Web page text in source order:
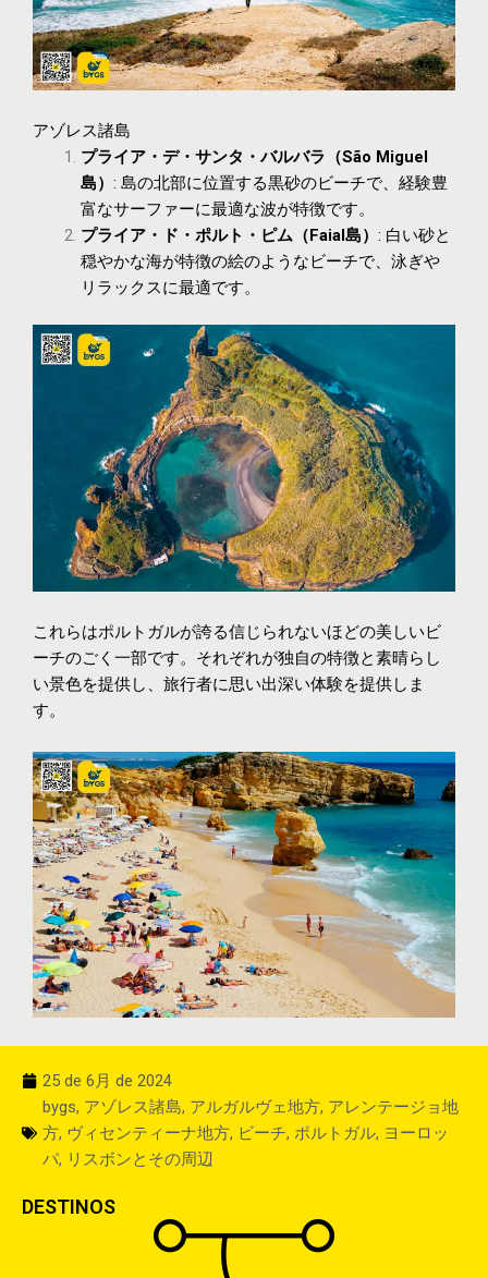
アゾレス諸島
プライア・デ・サンタ・バルバラ（São Miguel
島） : 島の北部に位置する黒砂のビーチで、経験豊
富なサーファーに最適な波が特徴です。
プライア・ド・ポルト・ピム（Faial島） : 白い砂と
穏やかな海が特徴の絵のようなビーチで、泳ぎや
リラックスに最適です。
これらはポルトガルが誇る信じられないほどの美しいビ
ーチのごく一部です。それぞれが独自の特徴と素晴らし
い景色を提供し、旅行者に思い出深い体験を提供しま
す。
25 de 6月 de 2024
bygs, アゾレス諸島, アルガルヴェ地方, アレンテージョ地
方, ヴィセンティーナ地方, ビーチ, ポルトガル, ヨーロッ
パ, リスボンとその周辺
DESTINOS